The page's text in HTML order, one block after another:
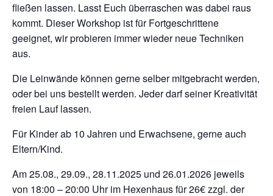
fließen lassen. Lasst Euch überraschen was dabei raus
kommt. Dieser Workshop ist für Fortgeschrittene
geeignet, wir probieren immer wieder neue Techniken
aus.
Die Leinwände können gerne selber mitgebracht werden,
oder bei uns bestellt werden. Jeder darf seiner Kreativität
freien Lauf lassen.
Für Kinder ab 10 Jahren und Erwachsene, gerne auch
Eltern/Kind.
Am 25.08., 29.09., 28.11.2025 und 26.01.2026 jeweils
von 18:00 – 20:00 Uhr im Hexenhaus für 26€ zzgl. der